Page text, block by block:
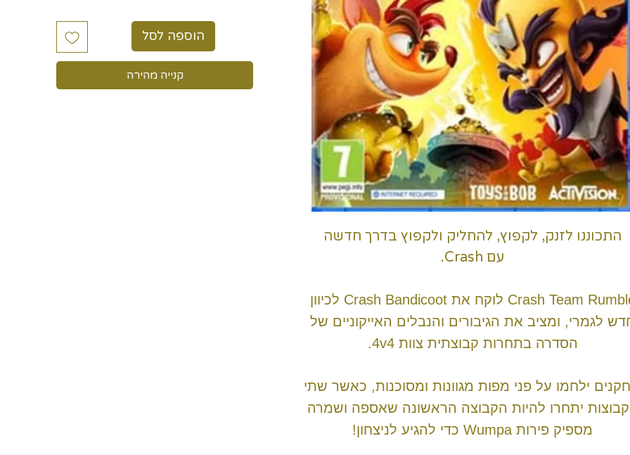
הוספה לסל
קנייה מהירה
התכוננו לזנק, לקפוץ, להחליק ולקפוץ בדרך חדשה
עם Crash.
Crash Team Rumble לוקח את Crash Bandicoot לכיוון
לגמרי, ומציב את הגיבורים והנבלים האייקוניים של
הסדרה בתחרות קבוצתית צוות 4v4.
ילחמו על פני מפות מגוונות ומסוכנות, כאשר שתי
יתחרו להיות הקבוצה הראשונה שאספה ושמרה
מספיק פירות Wumpa כדי להגיע לניצחון!